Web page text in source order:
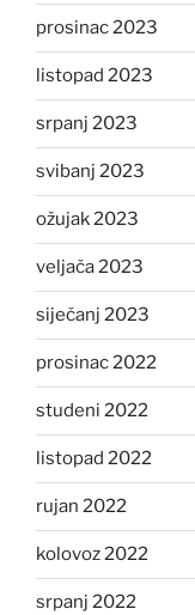
prosinac 2023
listopad 2023
srpanj 2023
svibanj 2023
ožujak 2023
veljača 2023
siječanj 2023
prosinac 2022
studeni 2022
listopad 2022
rujan 2022
kolovoz 2022
srpanj 2022